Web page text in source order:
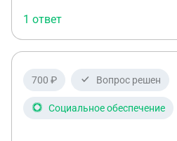
Могу ли я получить
какую нибудь помощь?
1 ответ
700 ₽ Вопрос решен
Социальное обеспечение